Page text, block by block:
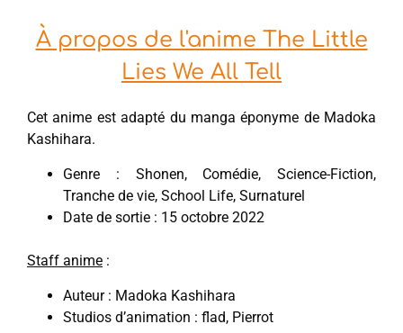
À propos de l'anime The Little
Lies We All Tell
Cet anime est adapté du manga éponyme de Madoka
Kashihara.
Genre : Shonen, Comédie, Science-Fiction,
Tranche de vie, School Life, Surnaturel
Date de sortie : 15 octobre 2022
Staff anime :
Auteur : Madoka Kashihara
Studios d’animation : flad, Pierrot